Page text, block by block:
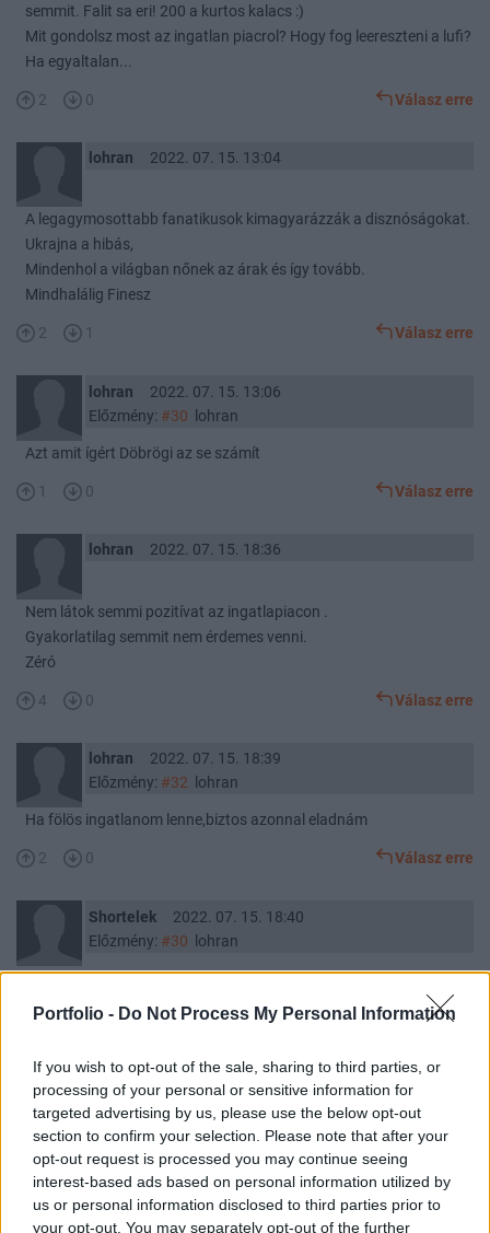
Portfolio - Do Not Process My Personal Information
If you wish to opt-out of the sale, sharing to third parties, or
processing of your personal or sensitive information for
targeted advertising by us, please use the below opt-out
section to confirm your selection. Please note that after your
opt-out request is processed you may continue seeing
interest-based ads based on personal information utilized by
us or personal information disclosed to third parties prior to
your opt-out. You may separately opt-out of the further
semmit. Falit sa eri! 200 a kurtos kalacs :)
Mit gondolsz most az ingatlan piacrol? Hogy fog leereszteni a lufi?
Ha egyaltalan...
2 0 Válasz erre
lohran 2022. 07. 15. 13:04
A legagymosottabb fanatikusok kimagyarázzák a disznóságokat.
Ukrajna a hibás,
Mindenhol a világban nőnek az árak és így tovább.
Mindhalálig Finesz
2 1 Válasz erre
lohran
2022. 07. 15. 13:06
Előzmény: #30 lohran
Azt amit ígért Döbrögi az se számít
1 0 Válasz erre
lohran 2022. 07. 15. 18:36
Nem látok semmi pozitívat az ingatlapiacon .
Gyakorlatilag semmit nem érdemes venni.
Zéró
4 0 Válasz erre
lohran
2022. 07. 15. 18:39
Előzmény: #32 lohran
Ha fölös ingatlanom lenne,biztos azonnal eladnám
2 0 Válasz erre
Shortelek
2022. 07. 15. 18:40
Előzmény: #30 lohran
Orbán haláláig, minél előbb.
0 1 Válasz erre
lohran
2022. 07. 15. 18:55
Előzmény: #34Shortelek
Amig a magyar nem tudja a vallását,eszményképét
különválasztani a közélettűl addig itt nem lesz semmi csak
Űrbanisztán amolan álkereszténi pörköléssel
3 1 Válasz erre